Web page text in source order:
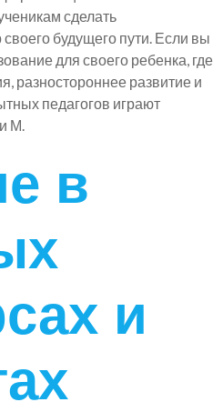
сделать
будущего пути. Если вы
для своего ребенка, где
разностороннее развитие и
педагогов играют
М.
в
и